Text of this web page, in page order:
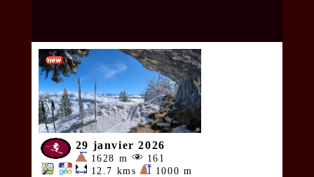
29 janvier 2026
1628 m
161
12.7 kms
1000 m